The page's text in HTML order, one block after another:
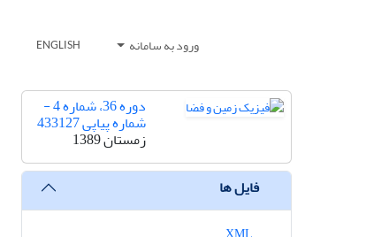
ورود به سامانه ENGLISH
دوره 36، شماره 4 -
شماره پیاپی 433127
زمستان 1389
فایل ها